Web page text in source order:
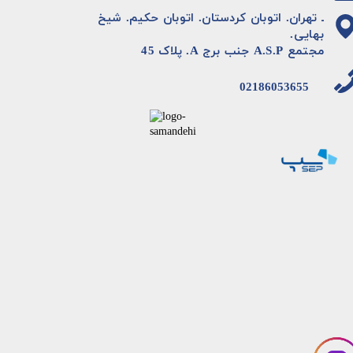
ـ تهران. اتوبان کردستان. اتوبان حکیم. شیخ
بهایی.
مجتمع A.S.P جنب برج A. پلاک 45
02186053655